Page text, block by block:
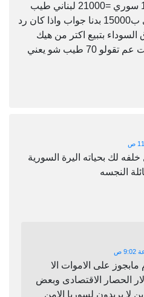
السوري واللبناني هو انو 1000 سوري =21000 لبناني طيب
ليش عم يصرفو الف السوري ب15000 بدنا جواب واذا كان رد
بتبيع اكتر من هيك
وكمان دولار الإمريكي 92 وانت عم تقولو 70 طيب شو يعني
لك بحياته اليرة السورية
النجسه
مابجوز على الاموات الا
الحصار الاقتصادى وبعض
لا يريدون لسوريا الامن